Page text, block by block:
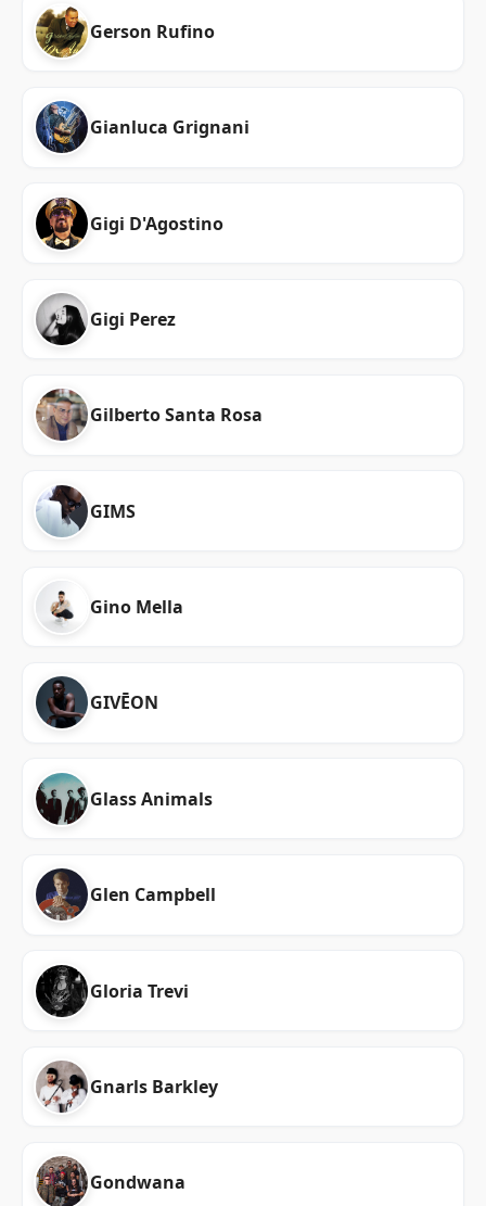
Gerson Rufino
Gianluca Grignani
Gigi D'Agostino
Gigi Perez
Gilberto Santa Rosa
GIMS
Gino Mella
GIVĒON
Glass Animals
Glen Campbell
Gloria Trevi
Gnarls Barkley
Gondwana